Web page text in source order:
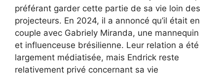
préférant garder cette partie de sa vie loin des
projecteurs. En 2024, il a annoncé qu’il était en
couple avec Gabriely Miranda, une mannequin
et influenceuse brésilienne. Leur relation a été
largement médiatisée, mais Endrick reste
relativement privé concernant sa vie